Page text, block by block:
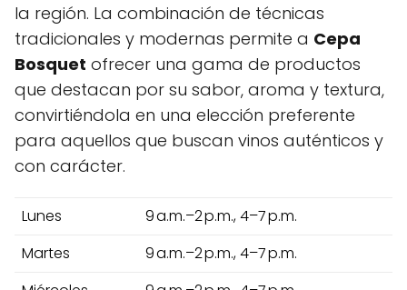
la región. La combinación de técnicas
tradicionales y modernas permite a Cepa
Bosquet ofrecer una gama de productos
que destacan por su sabor, aroma y textura,
convirtiéndola en una elección preferente
para aquellos que buscan vinos auténticos y
con carácter.
Lunes
9 a.m.–2 p.m., 4–7 p.m.
Martes
9 a.m.–2 p.m., 4–7 p.m.